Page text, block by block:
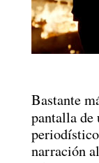
Bastante
pantalla
narración